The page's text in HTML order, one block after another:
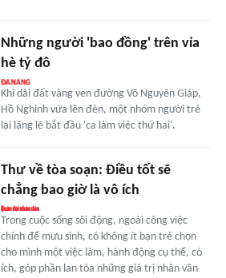
Những người 'bao đồng' trên vỉa
hè tỷ đô
Khi dải đất vàng ven đường Võ Nguyên Giáp,
Hồ Nghinh vừa lên đèn, một nhóm người trẻ
lại lặng lẽ bắt đầu 'ca làm việc thứ hai'.
Thư về tòa soạn: Điều tốt sẽ
chẳng bao giờ là vô ích
Trong cuộc sống sôi động, ngoài công việc
chính để mưu sinh, có không ít bạn trẻ chọn
cho mình một việc làm, hành động cụ thể, có
ích, góp phần lan tỏa những giá trị nhân văn